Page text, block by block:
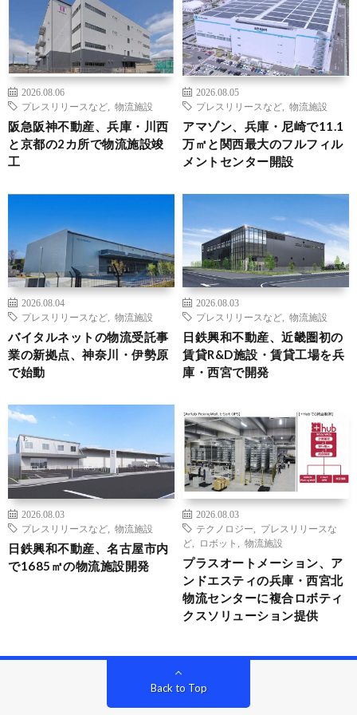
2026.08.06
プレスリリースなど
物流施設
阪急阪神不動産、兵庫・川西
と京都の2カ所で物流施設竣
工
2026.08.05
プレスリリースなど
物流施設
アマゾン、兵庫・尼崎で11.1
万㎡と関西最大のフルフィル
メントセンター開設
2026.08.04
プレスリリースなど
物流施設
バイタルネットの物流受託事
業の新拠点、神奈川・伊勢原
で始動
2026.08.03
プレスリリースなど
物流施設
日鉄興和不動産、近畿圏初の
賃貸R&D施設・賃貸工場を兵
庫・西宮で開発
2026.08.03
プレスリリースなど
物流施設
日鉄興和不動産、名古屋市内
で1685㎡の物流施設開発
2026.08.03
テクノロジー
プレスリリースな
ど
ロボット 物流施設
プラスオートメーション、ア
ンドエスティの兵庫・西宮北
物流センターに複合ロボティ
クスソリューション提供
Back to Top